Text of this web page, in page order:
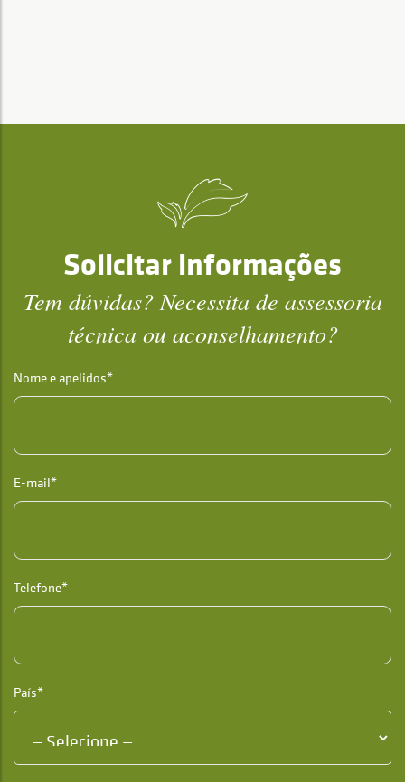
Solicitar informações
Tem dúvidas? Necessita de assessoria
técnica ou aconselhamento?
Nome e apelidos*
E-mail*
Telefone*
País*